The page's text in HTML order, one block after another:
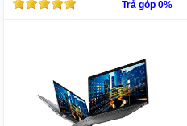
Trả góp 0%